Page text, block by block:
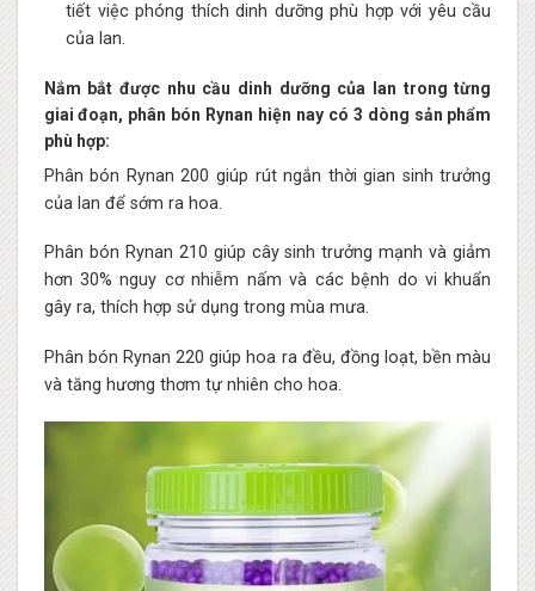
tiết việc phóng thích dinh dưỡng phù hợp với yêu cầu
của lan.
Nắm bắt được nhu cầu dinh dưỡng của lan trong từng
giai đoạn, phân bón Rynan hiện nay có 3 dòng sản phẩm
phù hợp:
Phân bón Rynan 200 giúp rút ngắn thời gian sinh trưởng
của lan để sớm ra hoa.
Phân bón Rynan 210 giúp cây sinh trưởng mạnh và giảm
hơn 30% nguy cơ nhiễm nấm và các bệnh do vi khuẩn
gây ra, thích hợp sử dụng trong mùa mưa.
Phân bón Rynan 220 giúp hoa ra đều, đồng loạt, bền màu
và tăng hương thơm tự nhiên cho hoa.